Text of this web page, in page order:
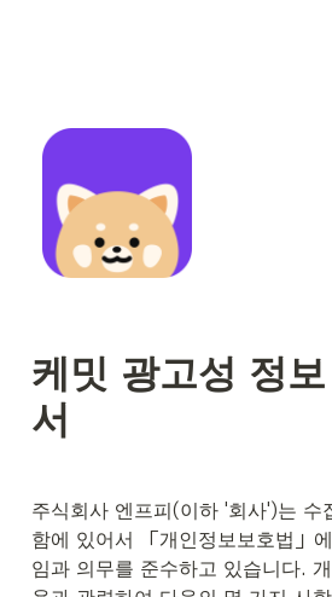
케밋 광고성 정
서
주식회사 엔프피(이하 '회사')는 수
함에 있어서 「개인정보보호법」
임과 의무를 준수하고 있습니다.